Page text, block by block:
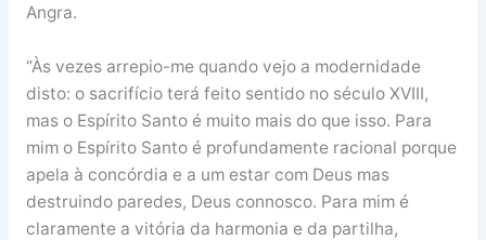
Angra.
“Às vezes arrepio-me quando vejo a modernidade
disto: o sacrifício terá feito sentido no século XVIII,
mas o Espírito Santo é muito mais do que isso. Para
mim o Espírito Santo é profundamente racional porque
apela à concórdia e a um estar com Deus mas
destruindo paredes, Deus connosco. Para mim é
claramente a vitória da harmonia e da partilha,